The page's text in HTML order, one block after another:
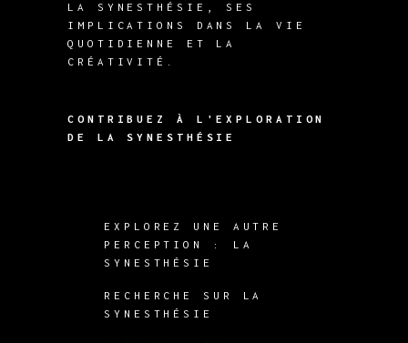
LA SYNESTHÉSIE, SES
IMPLICATIONS DANS LA VIE
QUOTIDIENNE ET LA
CRÉATIVITÉ.
CONTRIBUEZ À L'EXPLORATION
DE LA SYNESTHÉSIE
EXPLOREZ UNE AUTRE
PERCEPTION : LA
SYNESTHÉSIE
RECHERCHE SUR LA
SYNESTHÉSIE